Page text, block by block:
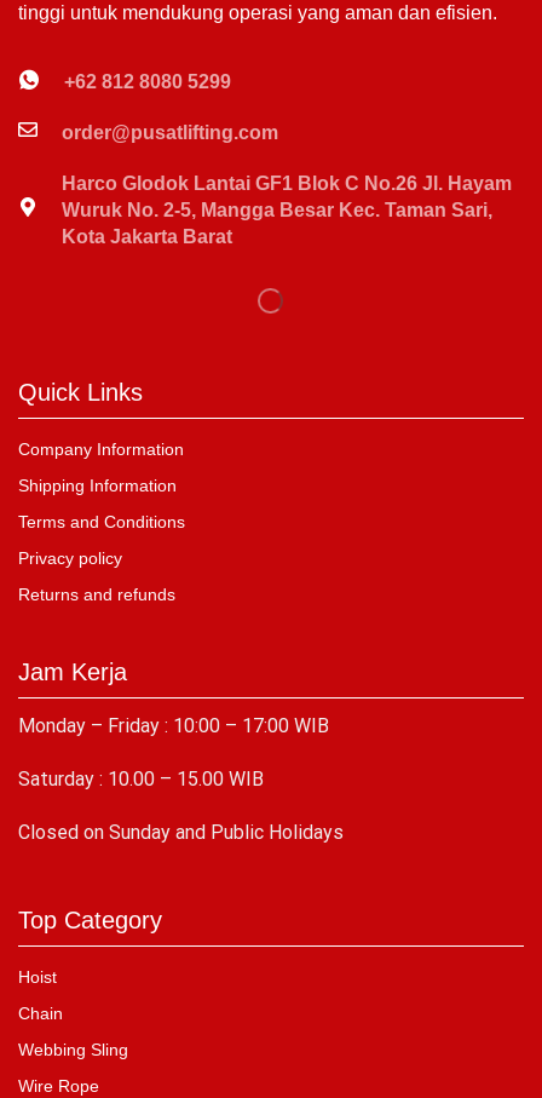
tinggi untuk mendukung operasi yang aman dan efisien.
+62 812 8080 5299
order@pusatlifting.com
Harco Glodok Lantai GF1 Blok C No.26 Jl. Hayam
Wuruk No. 2-5, Mangga Besar Kec. Taman Sari,
Kota Jakarta Barat
Quick Links
Company Information
Shipping Information
Terms and Conditions
Privacy policy
Returns and refunds
Jam Kerja
Monday – Friday : 10:00 – 17:00 WIB
Saturday : 10.00 – 15.00 WIB
Closed on Sunday and Public Holidays
Top Category
Hoist
Chain
Webbing Sling
Wire Rope